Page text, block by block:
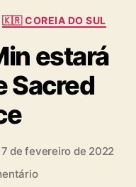
🇰🇷 COREIA DO SUL
estará
Sacred
7 de fevereiro de 2022
e